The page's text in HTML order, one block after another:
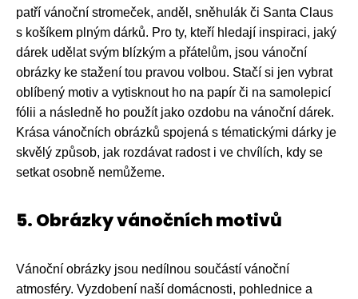
patří vánoční stromeček, anděl, sněhulák či Santa Claus
s košíkem plným dárků. Pro ty, kteří hledají inspiraci, jaký
dárek udělat svým blízkým a přátelům, jsou vánoční
obrázky ke stažení tou pravou volbou. Stačí si jen vybrat
oblíbený motiv a vytisknout ho na papír či na samolepicí
fólii a následně ho použít jako ozdobu na vánoční dárek.
Krása vánočních obrázků spojená s tématickými dárky je
skvělý způsob, jak rozdávat radost i ve chvílích, kdy se
setkat osobně nemůžeme.
5. Obrázky vánočních motivů
Vánoční obrázky jsou nedílnou součástí vánoční
atmosféry. Vyzdobení naší domácnosti, pohlednice a